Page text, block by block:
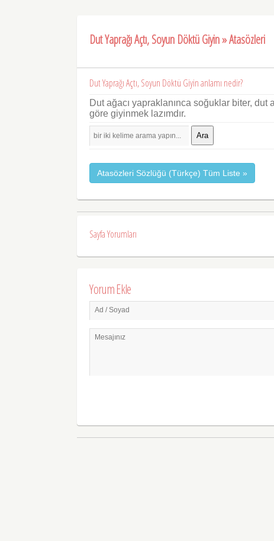
Dut Yaprağı Açtı, Soyun Döktü Giyin » Atasözleri
Dut Yaprağı Açtı, Soyun Döktü Giyin anlamı nedir?
Dut ağacı yapraklanınca soğuklar biter, dut
göre giyinmek lazımdır.
Ara
Atasözleri Sözlüğü (Türkçe) Tüm Liste »
Sayfa Yorumları
Yorum Ekle
Ad / Soyad
Mesajınız